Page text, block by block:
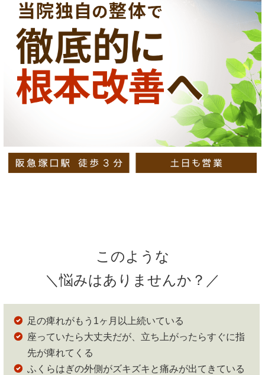
このような
＼悩みはありませんか？／
足の痺れがもう1ヶ月以上続いている
座っていたら大丈夫だが、立ち上がったらすぐに指
先が痺れてくる
ふくらはぎの外側がズキズキと痛みが出てきている